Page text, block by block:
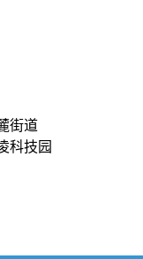
街道
科技园